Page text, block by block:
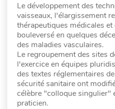
Le développement des
vaisseaux, l'élargissement
thérapeutiques médicales
bouleversé en quelques
des maladies vasculaires.
Le regroupement des sites
l'exercice en équipes
des textes réglementaires
sécurité sanitaire ont
célèbre "colloque singulier"
praticien.